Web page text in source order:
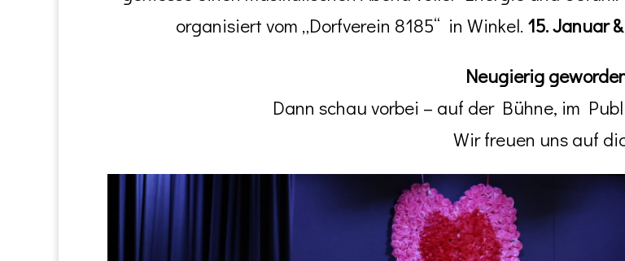
organisiert vom „Dorfverein 8185“ in Winkel. 15. Januar
Neugierig
Dann schau vorbei – auf der Bühne, im
Wir freuen uns auf